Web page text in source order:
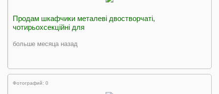
Продам шкафчики металеві двостворчаті,
чотирьохсекційні для
больше месяца назад
Фотографий: 0